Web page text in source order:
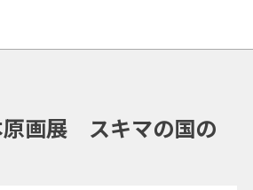
原画展 スキマの国の